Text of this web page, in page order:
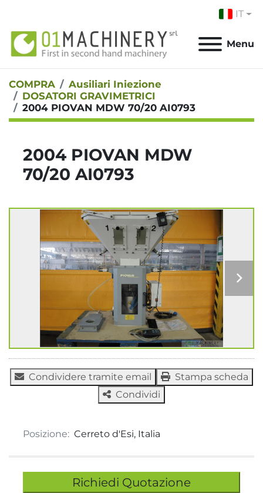
IT
Menu
COMPRA
Ausiliari Iniezione
DOSATORI GRAVIMETRICI
2004 PIOVAN MDW 70/20 AI0793
2004 PIOVAN MDW
70/20 AI0793
Condividere tramite email
Stampa scheda
Condividi
Posizione: Cerreto d'Esi, Italia
Richiedi Quotazione